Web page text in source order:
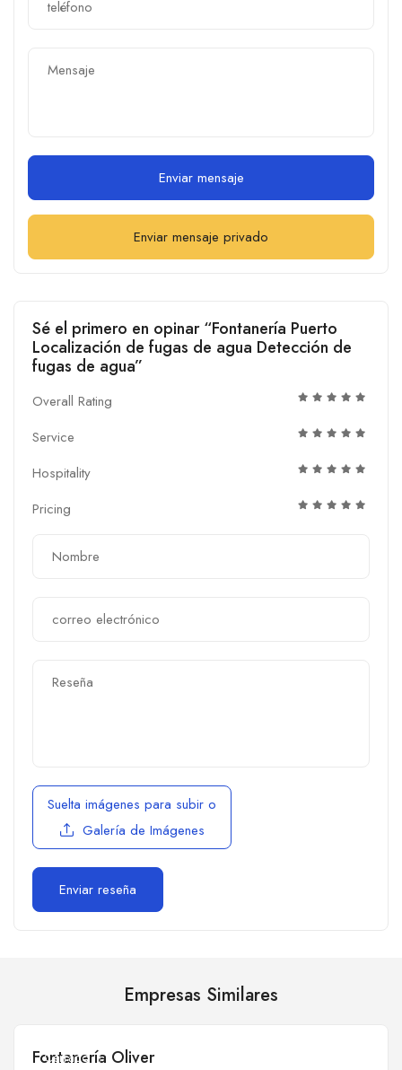
Enviar mensaje
Enviar mensaje privado
Sé el primero en opinar “Fontanería Puerto
Localización de fugas de agua Detección de
fugas de agua”
Overall Rating
Service
Hospitality
Pricing
Suelta imágenes para subir o
Galería de Imágenes
Empresas Similares
Cerrado
Fontanería Oliver